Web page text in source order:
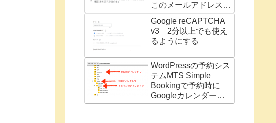
このメールアドレスは
別の Google サービス
（AdWords アカウン
トなど）に関連付けら
れています」の対処法
Google reCAPTCHA
v3 2分以上でも使え
るようにする
WordPressの予約シス
テムMTS Simple
Bookingで予約時に
Googleカレンダーに
予定を自動で追加